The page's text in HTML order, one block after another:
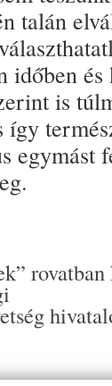
talán
időben
is
így
egymást